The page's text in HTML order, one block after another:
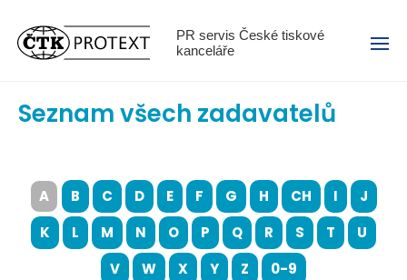
PR servis České tiskové
kanceláře
Menu
Seznam všech zadavatelů
A B C D E F G H CH I
J
K
L M N O P Q R S T
U
V
W X Y Z 0-9